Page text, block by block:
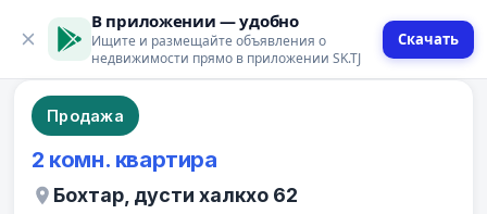
В приложении — удобно
Ищите и размещайте объявления о
недвижимости прямо в приложении SK.TJ
Скачать
12 фото
Продажа
2 комн. квартира
Бохтар, дусти халкхо 62